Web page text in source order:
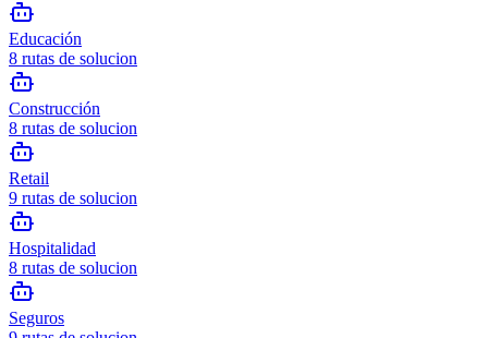
Educación
8 rutas de solucion
Construcción
8 rutas de solucion
Retail
9 rutas de solucion
Hospitalidad
8 rutas de solucion
Seguros